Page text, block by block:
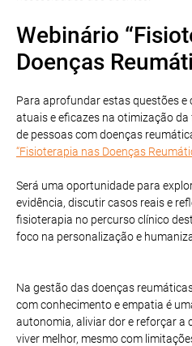
Webinário
Doenças
Para aprofundar estas questões
atuais e eficazes na otimização
de pessoas com doenças
“Fisioterapia nas Doenças
Será uma oportunidade para
evidência, discutir casos reais e
fisioterapia no percurso clínico
foco na personalização e
Na gestão das doenças
com conhecimento e empatia é
autonomia, aliviar dor e reforçar a
viver melhor, mesmo com